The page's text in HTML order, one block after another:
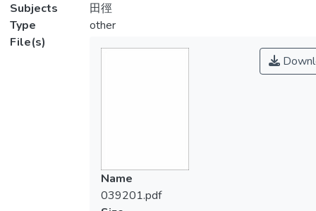
Subjects
田徑
Type
other
File(s)
Name
039201.pdf